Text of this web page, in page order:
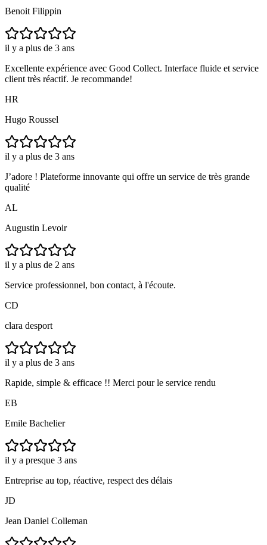
Benoit Filippin
il y a plus de 3 ans
Excellente expérience avec Good Collect. Interface fluide et service
client très réactif. Je recommande!
HR
Hugo Roussel
il y a plus de 3 ans
J’adore ! Plateforme innovante qui offre un service de très grande
qualité
AL
Augustin Levoir
il y a plus de 2 ans
Service professionnel, bon contact, à l'écoute.
CD
clara desport
il y a plus de 3 ans
Rapide, simple & efficace !! Merci pour le service rendu
EB
Emile Bachelier
il y a presque 3 ans
Entreprise au top, réactive, respect des délais
JD
Jean Daniel Colleman